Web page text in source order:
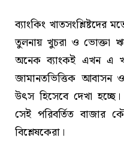
ব্যাংকিং
তুলনায় খুচরা ও ভোক্তা
অনেক ব্যাংকই এখন এ
জামানতভিত্তিক আবাসন
উৎস হিসেবে দেখা
সেই পরিবর্তিত বাজার
বিশ্লেষকেরা।